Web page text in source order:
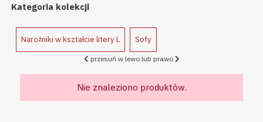
Kategoria kolekcji
Narożniki w kształcie litery L Sofy
przesuń w lewo lub prawo
Nie znaleziono produktów.